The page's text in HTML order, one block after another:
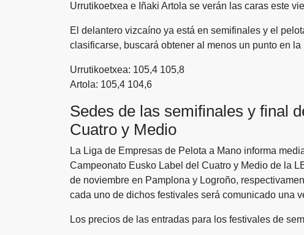
Urrutikoetxea e Iñaki Artola se verán las caras este
El delantero vizcaíno ya está en semifinales y el
clasificarse, buscará obtener al menos un punto en
Urrutikoetxea: 105,4 105,8
Artola: 105,4 104,6
Sedes de las semifinales y final
Cuatro y Medio
La Liga de Empresas de Pelota a Mano informa
Campeonato Eusko Label del Cuatro y Medio de la
de noviembre en Pamplona y Logroño,
cada uno de dichos festivales será comunicado una
Los precios de las entradas para los festivales de